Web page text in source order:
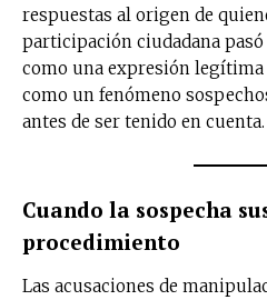
respuestas al origen de
participación ciudadana pasó
como una expresión
como un fenómeno
antes de ser tenido en cuenta.
Cuando la sospecha
procedimiento
Las acusaciones de